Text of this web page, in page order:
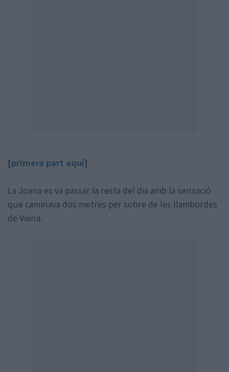
[primera part aquí]
La Joana es va passar la resta del dia amb la sensació
que caminava dos metres per sobre de les llambordes
de Viena.